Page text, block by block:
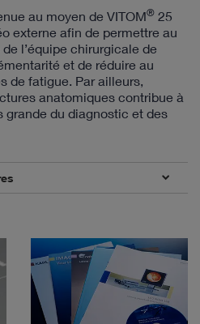
au moyen de VITOM® 25
externe afin de permettre au
l’équipe chirurgicale de
et de réduire au
de fatigue. Par ailleurs,
anatomiques contribue à
grande du diagnostic et des